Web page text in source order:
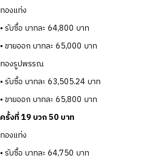
ทองแท่ง
• รับซื้อ บาทละ 64,800 บาท
• ขายออก บาทละ 65,000 บาท
ทองรูปพรรณ
• รับซื้อ บาทละ 63,505.24 บาท
• ขายออก บาทละ 65,800 บาท
ครั้งที่ 19 บวก 50 บาท
ทองแท่ง
• รับซื้อ บาทละ 64,750 บาท